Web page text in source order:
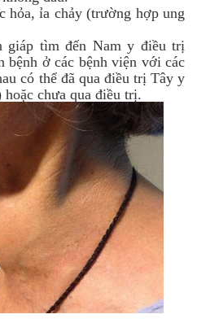
hỏa, ỉa chảy (trường hợp ung
giáp tìm đến Nam y điều trị
bệnh ở các bệnh viện với các
có thể đã qua điều trị Tây y
chưa qua điều trị.